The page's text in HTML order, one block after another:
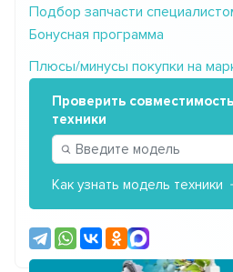
Подбор запчасти
Бонусная программа
Плюсы/минусы покупки на
Проверить
техники
Как узнать модель техники